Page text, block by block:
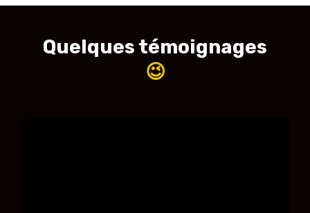
Quelques témoignages
😉